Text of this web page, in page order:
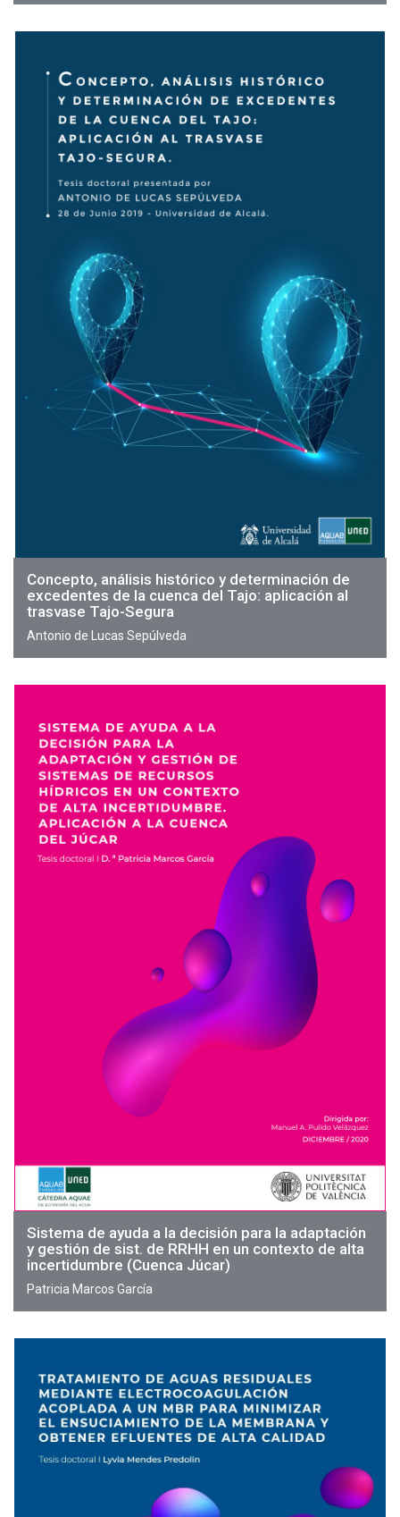
Concepto, análisis histórico y determinación de
excedentes de la cuenca del Tajo: aplicación al
trasvase Tajo-Segura
Antonio de Lucas Sepúlveda
Sistema de ayuda a la decisión para la adaptación
y gestión de sist. de RRHH en un contexto de alta
incertidumbre (Cuenca Júcar)
Patricia Marcos García